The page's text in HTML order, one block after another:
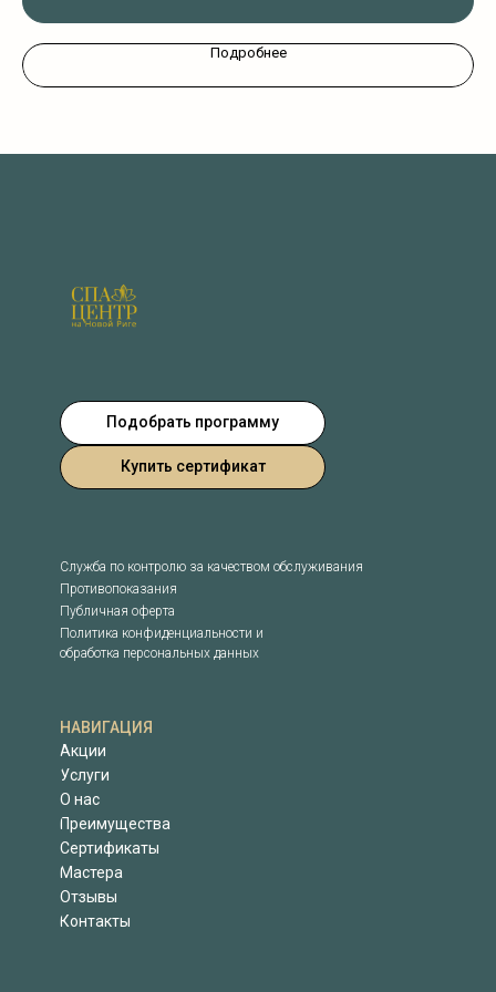
Подробнее
НАВИГАЦИЯ
Акции
Услуги
О нас
Преимущества
Сертификаты
Мастера
Отзывы
Контакты
Подобрать программу
Купить сертификат
Служба по контролю за качеством обслуживания
Противопоказания
Публичная оферта
Политика конфиденциальности и
обработка персональных данных